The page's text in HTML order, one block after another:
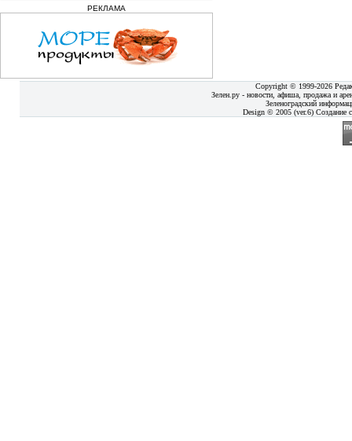
РЕКЛАМА
Copyright © 1999-2026
Зелен.ру - новости, афиша, продажа и
Зеленоградский
Design © 2005 (ver.6) Создание